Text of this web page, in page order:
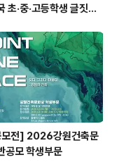
초·중·고등학생 글짓기
모전] 2026강원건축문
공모 학생부문